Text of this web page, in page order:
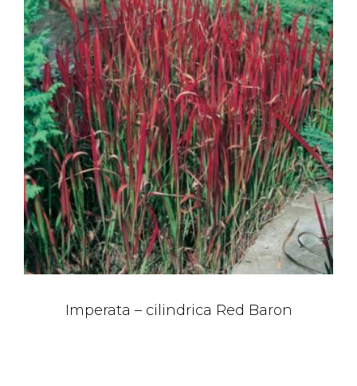
Imperata – cilindrica Red Baron